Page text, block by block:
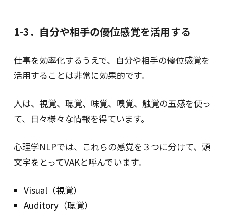
1-3．自分や相手の優位感覚を活用する
仕事を効率化するうえで、自分や相手の優位感覚を
活用することは非常に効果的です。
人は、視覚、聴覚、味覚、嗅覚、触覚の五感を使っ
て、日々様々な情報を得ています。
心理学NLPでは、これらの感覚を３つに分けて、頭
文字をとってVAKと呼んでいます。
Visual（視覚）
Auditory（聴覚）